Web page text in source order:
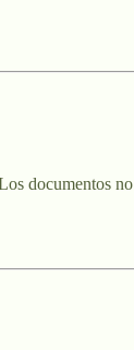
documentos